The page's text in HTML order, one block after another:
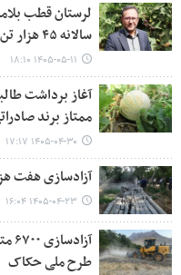
لرستان قطب
سالانه ۴۵ هزار تن از باغات استان
۱۴۰۵-۰۵-۱۱ ۱۸:۱۰
ممتاز برند
۱۴۰۵-۰۴-۳۰ ۱۷:۱۷
آزادسازی هفت
۱۴۰۵-۰۴-۲۳ ۱۶:۰۴
طرح ملی حکاک